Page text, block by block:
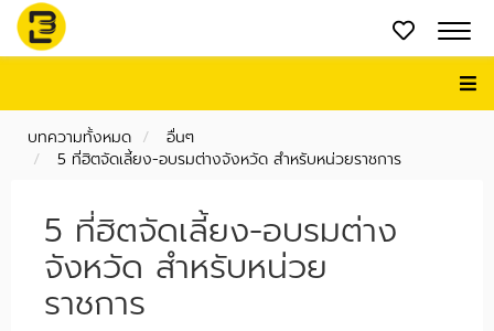
บทความทั้งหมด
อื่นๆ
5 ที่ฮิตจัดเลี้ยง-อบรมต่างจังหวัด สำหรับหน่วยราชการ
5 ที่ฮิตจัดเลี้ยง-อบรมต่าง
จังหวัด สำหรับหน่วย
ราชการ